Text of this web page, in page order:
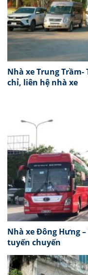
Nhà xe Trung
chỉ, liên hệ nhà xe
Nhà xe Đông Hưng
tuyến chuyến